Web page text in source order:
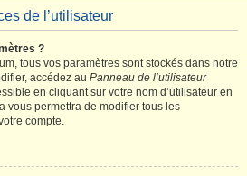
de l’utilisateur
?
tous vos paramètres sont stockés dans notre
accédez au Panneau de l’utilisateur
en cliquant sur votre nom d’utilisateur en
vous permettra de modifier tous les
compte.